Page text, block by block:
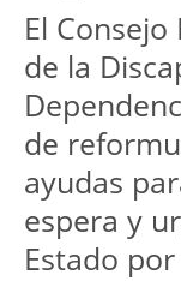
El
de la
de
ayudas
espera y
Estado